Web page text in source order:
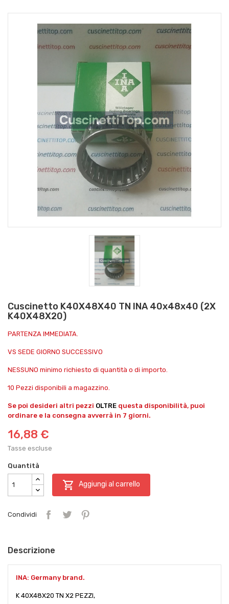
Cuscinetto K40X48X40 TN INA 40x48x40 (2X
K40X48X20)
PARTENZA IMMEDIATA.
VS SEDE GIORNO SUCCESSIVO
NESSUNO minimo richiesto di quantità o di importo.
10 Pezzi disponibili a magazzino.
Se poi desideri altri pezzi OLTRE questa disponibilità, puoi
ordinare e la consegna avverrà in 7 giorni.
16,88 €
Tasse escluse
Quantità
 Aggiungi al carrello
Condividi
Descrizione
INA: Germany brand.
K 40X48X20 TN X2 PEZZI,